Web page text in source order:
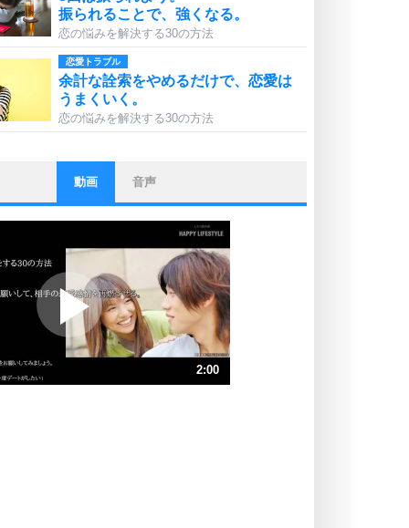
振られることで、強くなる。
恋の悩みを解決する30の方法
恋愛トラブル
余計な詮索をやめるだけで、恋愛は
うまくいく。
恋の悩みを解決する30の方法
ストレス対策
他人と比べない。
いっそのこと、他人を見ない。
ポジティブになれない原因は、行動
しないから。
ポジティブ思考になる30の方法
ストレス対策
動画 音声
2:00